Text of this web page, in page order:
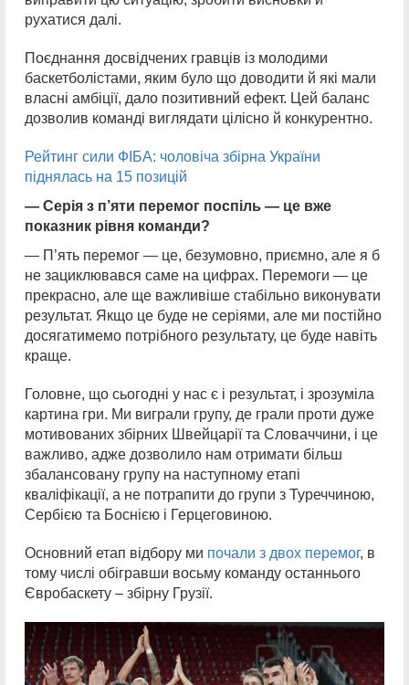
рухатися далі.
Поєднання досвідчених гравців із молодими
баскетболістами, яким було що доводити й які мали
власні амбіції, дало позитивний ефект. Цей баланс
дозволив команді виглядати цілісно й конкурентно.
Рейтинг сили ФІБА: чоловіча збірна України
піднялась на 15 позицій
— Серія з п’яти перемог поспіль — це вже
показник рівня команди?
— П’ять перемог — це, безумовно, приємно, але я б
не зациклювався саме на цифрах. Перемоги — це
прекрасно, але ще важливіше стабільно виконувати
результат. Якщо це буде не серіями, але ми постійно
досягатимемо потрібного результату, це буде навіть
краще.
Головне, що сьогодні у нас є і результат, і зрозуміла
картина гри. Ми виграли групу, де грали проти дуже
мотивованих збірних Швейцарії та Словаччини, і це
важливо, адже дозволило нам отримати більш
збалансовану групу на наступному етапі
кваліфікації, а не потрапити до групи з Туреччиною,
Сербією та Боснією і Герцеговиною.
Основний етап відбору ми почали з двох перемог, в
тому числі обігравши восьму команду останнього
Євробаскету – збірну Грузії.